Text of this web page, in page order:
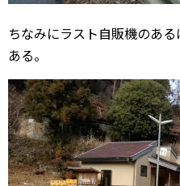
ちなみにラスト自販機のあ
ある。